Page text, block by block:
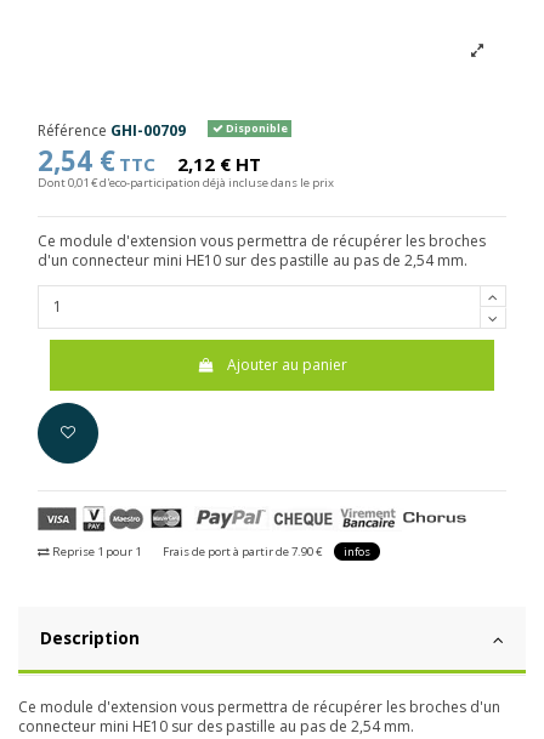
Référence GHI-00709 Disponible
2,54 € TTC 2,12 € HT
Dont 0,01 € d'eco-participation déjà incluse dans le prix
Ce module d'extension vous permettra de récupérer les broches
d'un connecteur mini HE10 sur des pastille au pas de 2,54 mm.
Ajouter au panier
Reprise 1 pour 1 Frais de port à partir de 7.90 € infos
Description
Ce module d'extension vous permettra de récupérer les broches d'un
connecteur mini HE10 sur des pastille au pas de 2,54 mm.